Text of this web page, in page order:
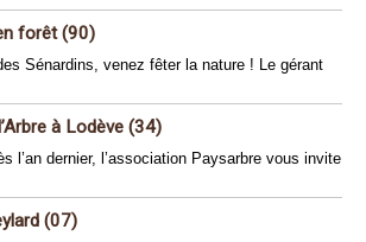
forêt (90)
Sénardins, venez fêter la nature ! Le gérant
à Lodève (34)
l’an dernier, l’association Paysarbre vous invite
(07)